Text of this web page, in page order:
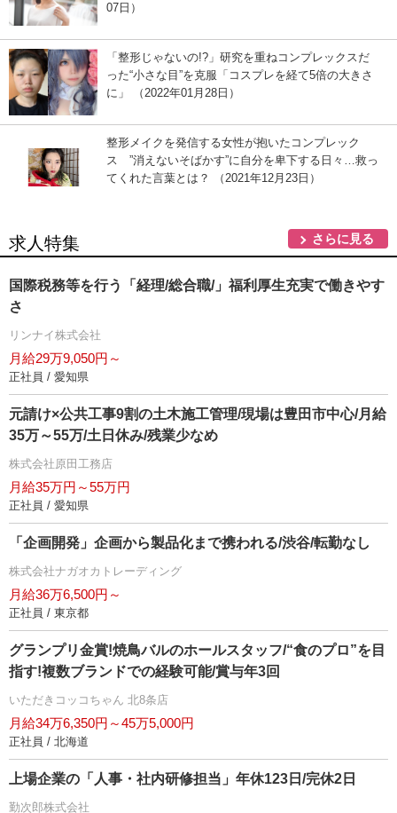
07日）
「整形じゃないの!?」研究を重ねコンプレックスだ
った“小さな目”を克服「コスプレを経て5倍の大きさ
に」 （2022年01月28日）
整形メイクを発信する女性が抱いたコンプレック
ス ”消えないそばかす”に自分を卑下する日々…救っ
てくれた言葉とは？ （2021年12月23日）
求人特集 さらに見る
国際税務等を行う「経理/総合職/」福利厚生充実で働きやす
さ
リンナイ株式会社
月給29万9,050円～
正社員 / 愛知県
元請け×公共工事9割の土木施工管理/現場は豊田市中心/月給
35万～55万/土日休み/残業少なめ
株式会社原田工務店
月給35万円～55万円
正社員 / 愛知県
「企画開発」企画から製品化まで携われる/渋谷/転勤なし
株式会社ナガオカトレーディング
月給36万6,500円～
正社員 / 東京都
グランプリ金賞!焼鳥バルのホールスタッフ/“食のプロ”を目
指す!複数ブランドでの経験可能/賞与年3回
いただきコッコちゃん 北8条店
月給34万6,350円～45万5,000円
正社員 / 北海道
上場企業の「人事・社内研修担当」年休123日/完休2日
勤次郎株式会社